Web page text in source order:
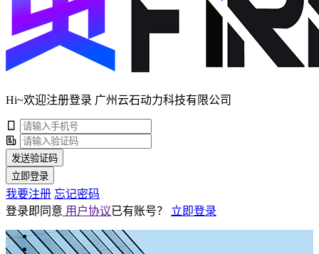
Hi~欢迎注册登录 广州云石动力科技有限公司
发送验证码
立即登录
我要注册 忘记密码
登录即同意 用户协议已有账号？ 立即登录